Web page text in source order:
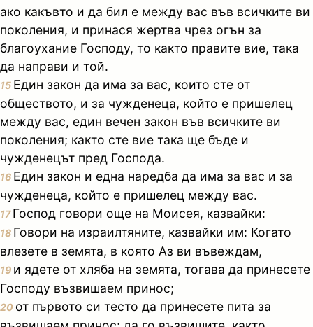
ако какъвто и да бил е между вас във всичките ви
поколения, и принася жертва чрез огън за
благоухание Господу, то както правите вие, така
да направи и той.
15 Един закон да има за вас, които сте от
обществото, и за чужденеца, който е пришелец
между вас, един вечен закон във всичките ви
поколения; както сте вие така ще бъде и
чужденецът пред Господа.
16 Един закон и една наредба да има за вас и за
чужденеца, който е пришелец между вас.
17Господ говори още на Моисея, казвайки:
18 Говори на израилтяните, казвайки им: Когато
влезете в земята, в която Аз ви въвеждам,
19 и ядете от хляба на земята, тогава да принесете
Господу възвишаем принос;
20 от първото си тесто да принесете пита за